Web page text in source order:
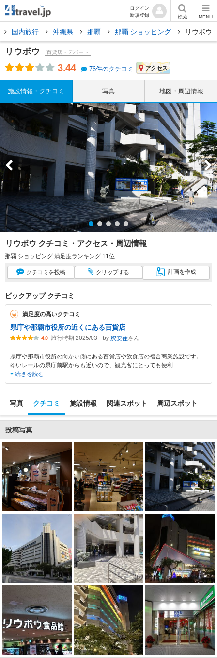
ログイン
新規登録
検索 MENU
国内旅行 沖縄県 那覇 那覇 ショッピング リウボウ
リウボウ 百貨店・デパート
3.44 76件のクチコミ アクセス
施設情報・クチコミ 写真 地図・周辺情報
リウボウ クチコミ・アクセス・周辺情報
那覇 ショッピング 満足度ランキング 11位
クチコミ を投稿 クリップする 計画を作成
ピックアップ クチコミ
満足度の高いクチコミ
県庁や那覇市役所の近くにある百貨店
4.0 旅行時期 2025/03 by 釈安住さん
県庁や那覇市役所の向かい側にある百貨店や飲食店の複合商業施設です。
ゆいレールの県庁前駅からも近いので、観光客にとっても便利 ...
続きを読む
写真 クチコミ 施設情報 関連スポット 周辺スポット
投稿写真